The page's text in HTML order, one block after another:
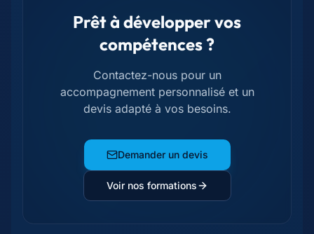
Prêt à développer vos
compétences ?
Contactez-nous pour un
accompagnement personnalisé et un
devis adapté à vos besoins.
Demander un devis
Voir nos formations